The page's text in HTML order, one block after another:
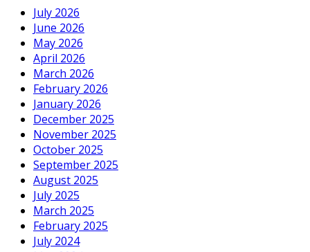
July 2026
June 2026
May 2026
April 2026
March 2026
February 2026
January 2026
December 2025
November 2025
October 2025
September 2025
August 2025
July 2025
March 2025
February 2025
July 2024